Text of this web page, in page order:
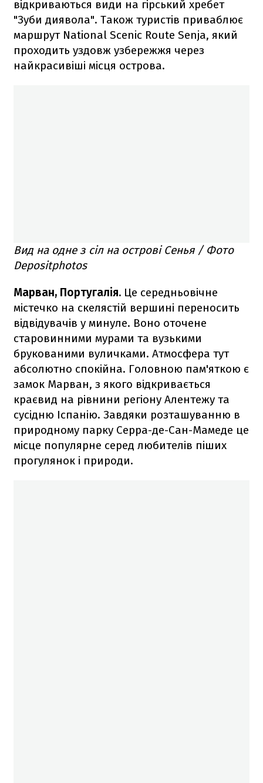
відкриваються види на гірський хребет
"Зуби диявола". Також туристів приваблює
маршрут National Scenic Route Senja, який
проходить уздовж узбережжя через
найкрасивіші місця острова.
Вид на одне з сіл на острові Сенья / Фото
Depositphotos
Марван, Португалія. Це середньовічне
містечко на скелястій вершині переносить
відвідувачів у минуле. Воно оточене
старовинними мурами та вузькими
брукованими вуличками. Атмосфера тут
абсолютно спокійна. Головною пам'яткою є
замок Марван, з якого відкривається
краєвид на рівнини регіону Алентежу та
сусідню Іспанію. Завдяки розташуванню в
природному парку Серра-де-Сан-Мамеде це
місце популярне серед любителів піших
прогулянок і природи.